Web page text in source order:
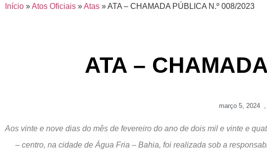
Início »Atos Oficiais »Atas »ATA – CHAMADA PÚBLICA N.º 008/2023
ATA –
março 5, 2024 ,
Aos vinte e nove dias do mês de fevereiro do ano de dois mil e vinte e
– centro, na cidade de Água Fria – Bahia, foi realizada sob a